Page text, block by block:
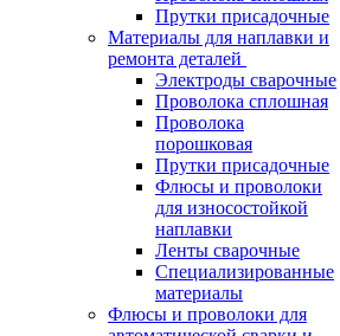
Прутки присадочные
Материалы для наплавки и
ремонта деталей
Электроды сварочные
Проволока сплошная
Проволока
порошковая
Прутки присадочные
Флюсы и проволоки
для износостойкой
наплавки
Ленты сварочные
Специализированные
материалы
Флюсы и проволоки для